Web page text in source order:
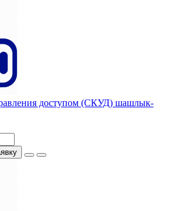
доступом (СКУД) шашлык-